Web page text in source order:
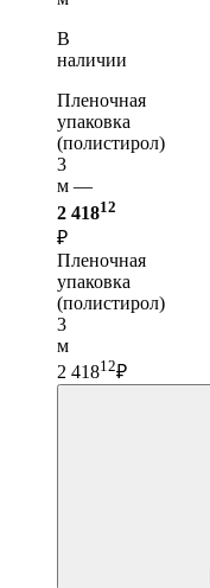
В
наличии
Пленочная
упаковка
(полистирол)
3
м —
2 41812
₽
Пленочная
упаковка
(полистирол)
3
м
2 41812₽